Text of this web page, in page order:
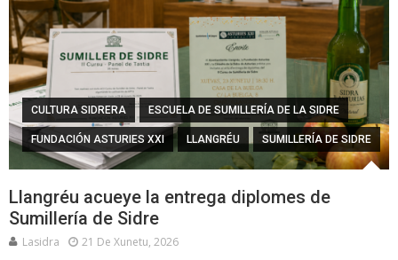
CULTURA SIDRERA ESCUELA DE SUMILLERÍA DE LA SIDRE
FUNDACIÓN ASTURIES XXI LLANGRÉU SUMILLERÍA DE SIDRE
Llangréu acueye la entrega diplomes de
Sumillería de Sidre
Lasidra 21 De Xunetu, 2026